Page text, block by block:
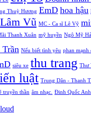
Thuỳ Hương EmD hoa hậu
Lâm Vũ MC - Ca sĩ Lê Vỹ
Thanh Xuân mỹ huyền Ngô Mỹ
Nếu biết tình yêu phan mạnh
siêu xe thu trang Thư
luật Trung Dân - Thanh
truyền thần âm nhạc. Đinh Quốc Anh